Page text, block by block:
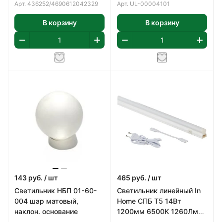
Арт. 436252/4690612042329
В корзину
Арт. UL-00004101
В корзину
143 руб. / шт
Светильник НБП 01-60-
004 шар матовый,
наклон. основание
465 руб. / шт
Светильник линейный In
Home СПБ Т5 14Вт
1200мм 6500К 1260Лм